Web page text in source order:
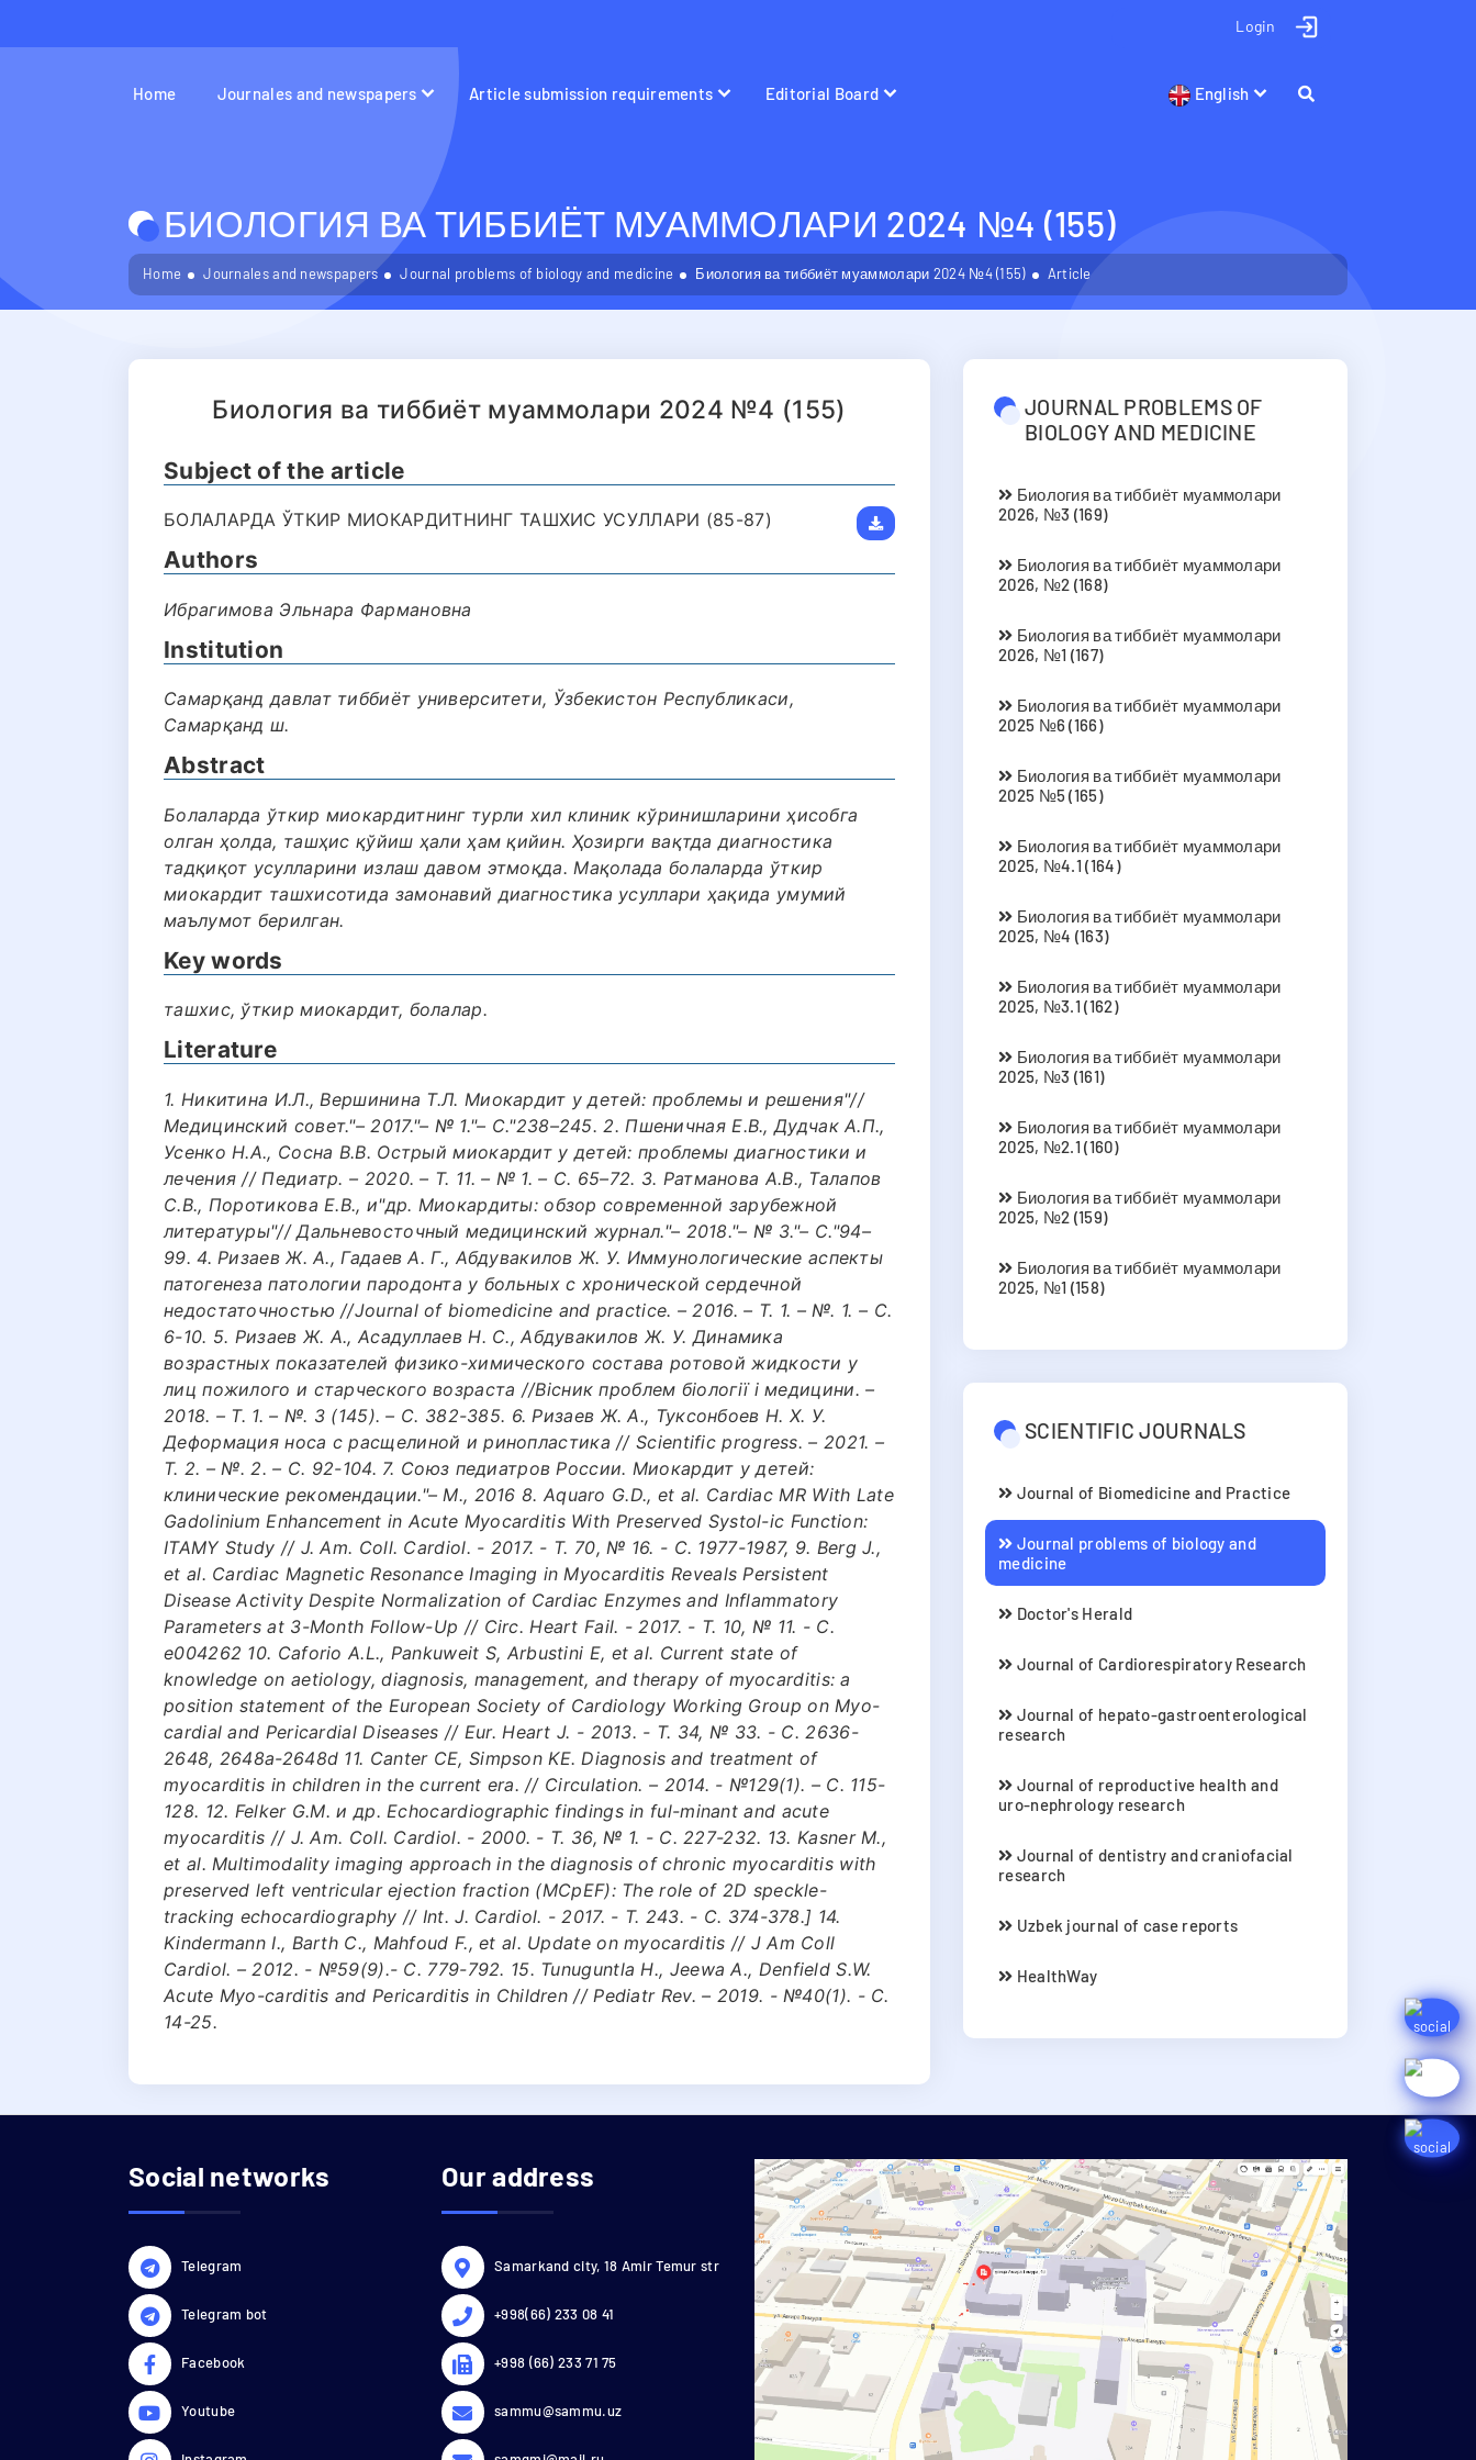
Login
Home Journales and newspapers Article submission requirements Editorial Board English
БИОЛОГИЯ ВА ТИББИЁТ МУАММОЛАРИ 2024 №4 (155)
Home Journales and newspapers Journal problems of biology and medicine Биология ва тиббиёт муаммолари 2024 №4 (155) Article
Биология ва тиббиёт муаммолари 2024 №4 (155)
Subject of the article
БОЛАЛАРДА ЎТКИР МИОКАРДИТНИНГ ТАШХИС УСУЛЛАРИ (85-87)
Authors
Ибрагимова Эльнара Фармановна
Institution
Самарқанд давлат тиббиёт университети, Ўзбекистон Республикаси,
Самарқанд ш.
Abstract
Болаларда ўткир миокардитнинг турли хил клиник кўринишларини ҳисобга
олган ҳолда, ташҳис қўйиш ҳали ҳам қийин. Ҳозирги вақтда диагностика
тадқиқот усулларини излаш давом этмоқда. Мақолада болаларда ўткир
миокардит ташхисотида замонавий диагностика усуллари ҳақида умумий
маълумот берилган.
Key words
ташхис, ўткир миокардит, болалар.
Literature
1. Никитина И.Л., Вершинина Т.Л. Миокардит у детей: проблемы и решения"//
Медицинский совет."– 2017."– № 1."– С."238–245. 2. Пшеничная Е.В., Дудчак А.П.,
Усенко Н.А., Сосна В.В. Острый миокардит у детей: проблемы диагностики и
лечения // Педиатр. – 2020. – Т. 11. – № 1. – С. 65–72. 3. Ратманова А.В., Талапов
С.В., Поротикова Е.В., и"др. Миокардиты: обзор современной зарубежной
литературы"// Дальневосточный медицинский журнал."– 2018."– № 3."– С."94–
99. 4. Ризаев Ж. А., Гадаев А. Г., Абдувакилов Ж. У. Иммунологические аспекты
патогенеза патологии пародонта у больных с хронической сердечной
недостаточностью //Journal of biomedicine and practice. – 2016. – Т. 1. – №. 1. – С.
6-10. 5. Ризаев Ж. А., Асадуллаев Н. С., Абдувакилов Ж. У. Динамика
возрастных показателей физико-химического состава ротовой жидкости у
лиц пожилого и старческого возраста //Вісник проблем біології і медицини. –
2018. – Т. 1. – №. 3 (145). – С. 382-385. 6. Ризаев Ж. А., Туксонбоев Н. Х. У.
Деформация носа с расщелиной и ринопластика // Scientific progress. – 2021. –
Т. 2. – №. 2. – С. 92-104. 7. Союз педиатров России. Миокардит у детей:
клинические рекомендации."– М., 2016 8. Aquaro G.D., et al. Cardiac MR With Late
Gadolinium Enhancement in Acute Myocarditis With Preserved Systol-ic Function:
ITAMY Study // J. Am. Coll. Cardiol. - 2017. - Т. 70, № 16. - С. 1977-1987, 9. Berg J.,
et al. Cardiac Magnetic Resonance Imaging in Myocarditis Reveals Persistent
Disease Activity Despite Normalization of Cardiac Enzymes and Inflammatory
Parameters at 3-Month Follow-Up // Circ. Heart Fail. - 2017. - Т. 10, № 11. - С.
e004262 10. Caforio A.L., Pankuweit S, Arbustini E, et al. Current state of
knowledge on aetiology, diagnosis, management, and therapy of myocarditis: a
position statement of the European Society of Cardiology Working Group on Myo-
cardial and Pericardial Diseases // Eur. Heart J. - 2013. - Т. 34, № 33. - С. 2636-
2648, 2648a-2648d 11. Canter CE, Simpson KE. Diagnosis and treatment of
myocarditis in children in the current era. // Circulation. – 2014. - №129(1). – С. 115-
128. 12. Felker G.M. и др. Echocardiographic findings in ful-minant and acute
myocarditis // J. Am. Coll. Cardiol. - 2000. - Т. 36, № 1. - С. 227-232. 13. Kasner M.,
et al. Multimodality imaging approach in the diagnosis of chronic myocarditis with
preserved left ventricular ejection fraction (MCpEF): The role of 2D speckle-
tracking echocardiography // Int. J. Cardiol. - 2017. - Т. 243. - С. 374-378.] 14.
Kindermann I., Barth C., Mahfoud F., et al. Update on myocarditis // J Am Coll
Cardiol. – 2012. - №59(9).- С. 779-792. 15. Tunuguntla H., Jeewa A., Denfield S.W.
Acute Myo-carditis and Pericarditis in Children // Pediatr Rev. – 2019. - №40(1). - С.
14-25.
JOURNAL PROBLEMS OF
BIOLOGY AND MEDICINE
Биология ва тиббиёт муаммолари
2026, №3 (169)
Биология ва тиббиёт муаммолари
2026, №2 (168)
Биология ва тиббиёт муаммолари
2026, №1 (167)
Биология ва тиббиёт муаммолари
2025 №6 (166)
Биология ва тиббиёт муаммолари
2025 №5 (165)
Биология ва тиббиёт муаммолари
2025, №4.1 (164)
Биология ва тиббиёт муаммолари
2025, №4 (163)
Биология ва тиббиёт муаммолари
2025, №3.1 (162)
Биология ва тиббиёт муаммолари
2025, №3 (161)
Биология ва тиббиёт муаммолари
2025, №2.1 (160)
Биология ва тиббиёт муаммолари
2025, №2 (159)
Биология ва тиббиёт муаммолари
2025, №1 (158)
SCIENTIFIC JOURNALS
Journal of Biomedicine and Practice
Journal problems of biology and
medicine
Doctor's Herald
Journal of Cardiorespiratory Research
Journal of hepato-gastroenterological
research
Journal of reproductive health and
uro-nephrology research
Journal of dentistry and craniofacial
research
Uzbek journal of case reports
HealthWay
Social networks
Telegram
Telegram bot
Facebook
Youtube
Our address
Samarkand city, 18 Amir Temur str
+998(66) 233 08 41
+998 (66) 233 71 75
sammu@sammu.uz